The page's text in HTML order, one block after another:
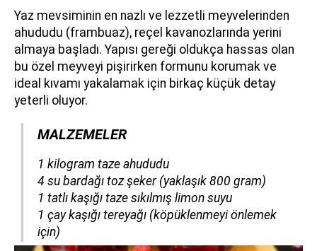
Yaz mevsiminin en nazlı ve lezzetli meyvelerinden
ahududu (frambuaz), reçel kavanozlarında yerini
almaya başladı. Yapısı gereği oldukça hassas olan
bu özel meyveyi pişirirken formunu korumak ve
ideal kıvamı yakalamak için birkaç küçük detay
yeterli oluyor.
MALZEMELER
​​​​​​​1 kilogram taze ahududu
4 su bardağı toz şeker (yaklaşık 800 gram)
1 tatlı kaşığı taze sıkılmış limon suyu
1 çay kaşığı tereyağı (köpüklenmeyi önlemek
için)